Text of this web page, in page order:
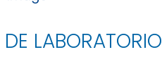
LABORATORIO